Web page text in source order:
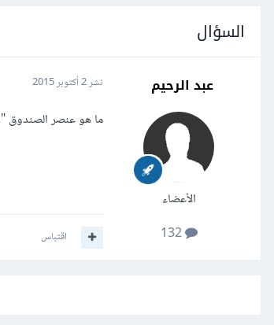
السؤال
عبد الرحيم
الأعضاء
132
نشر2 أكتوبر 2015
ما هو عنصر الصندوق "CSS BOX Model"؟ و كيف يتم إستخدامه؟
اقتباس